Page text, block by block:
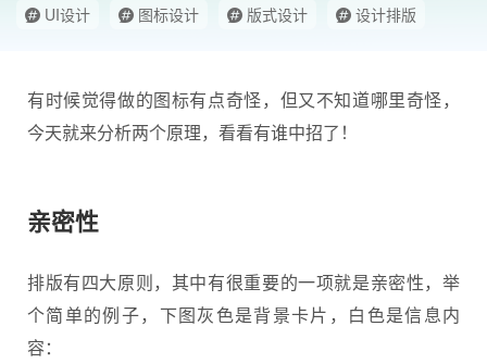
UI设计 图标设计 版式设计 设计排版
有时候觉得做的图标有点奇怪，但又不知道哪里奇怪，
今天就来分析两个原理，看看有谁中招了！
亲密性
排版有四大原则，其中有很重要的一项就是亲密性，举
个简单的例子，下图灰色是背景卡片，白色是信息内
容：